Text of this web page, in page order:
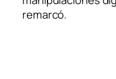
remarcó.